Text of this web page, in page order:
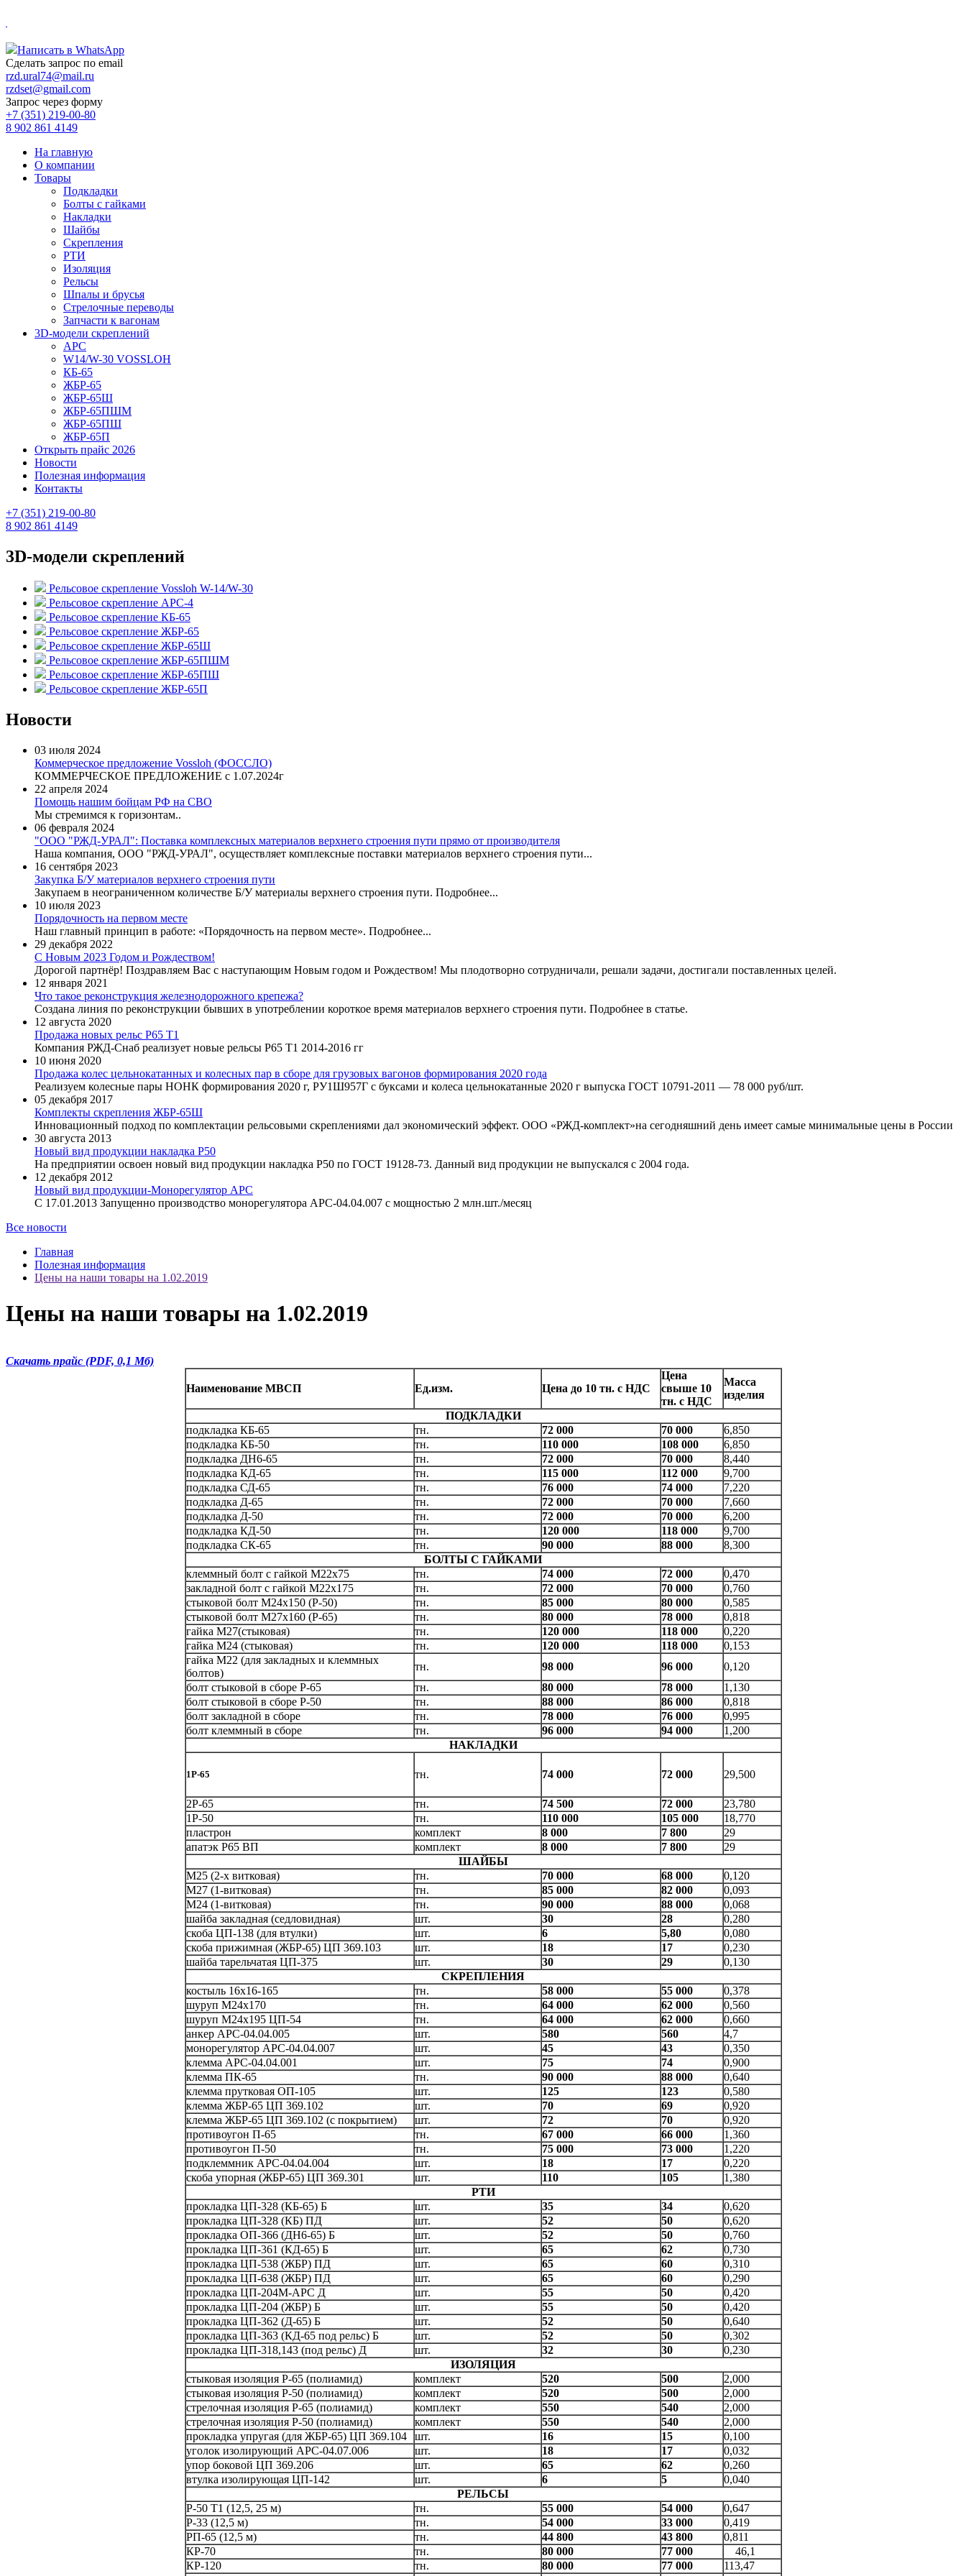
Написать в WhatsApp
Сделать запрос по email
rzd.ural74@mail.ru
rzdset@gmail.com
Запрос через форму
+7 (351) 219-00-80
8 902 861 4149
На главную
О компании
Товары
Подкладки
Болты с гайками
Накладки
Шайбы
Скрепления
РТИ
Изоляция
Рельсы
Шпалы и брусья
Стрелочные переводы
Запчасти к вагонам
3D-модели скреплений
АРС
W14/W-30 VOSSLOH
КБ-65
ЖБР-65
ЖБР-65Ш
ЖБР-65ПШМ
ЖБР-65ПШ
ЖБР-65П
Открыть прайс 2026
Новости
Полезная информация
Контакты
+7 (351) 219-00-80
8 902 861 4149
3D-модели скреплений
Рельсовое скрепление Vossloh W-14/W-30
Рельсовое скрепление АРС-4
Рельсовое скрепление КБ-65
Рельсовое скрепление ЖБР-65
Рельсовое скрепление ЖБР-65Ш
Рельсовое скрепление ЖБР-65ПШМ
Рельсовое скрепление ЖБР-65ПШ
Рельсовое скрепление ЖБР-65П
Новости
03 июля 2024
Коммерческое предложение Vossloh (ФОССЛО)
КОММЕРЧЕСКОЕ ПРЕДЛОЖЕНИЕ c 1.07.2024г
22 апреля 2024
Помощь нашим бойцам РФ на СВО
Мы стремимся к горизонтам..
06 февраля 2024
"ООО "РЖД-УРАЛ": Поставка комплексных материалов верхнего строения пути прямо от производителя
​Наша компания, ООО "РЖД-УРАЛ", осуществляет комплексные поставки материалов верхнего строения пути...
16 сентября 2023
Закупка Б/У материалов верхнего строения пути
Закупаем в неограниченном количестве Б/У материалы верхнего строения пути. Подробнее...
10 июля 2023
Порядочность на первом месте
Наш главный принцип в работе: «Порядочность на первом месте». Подробнее...
29 декабря 2022
C Новым 2023 Годом и Рождеством!
Дорогой партнёр! Поздравляем Вас с наступающим Новым годом и Рождеством! Мы плодотворно сотрудничали, решали задачи, достигали поставленных целей.
12 января 2021
Что такое реконструкция железнодорожного крепежа?
Создана линия по реконструкции бывших в употреблении короткое время материалов верхнего строения пути. Подробнее в статье.
12 августа 2020
Продажа новых рельс Р65 Т1
Компания РЖД-Снаб реализует новые рельсы Р65 Т1 2014-2016 гг
10 июня 2020
Продажа колес цельнокатанных и колесных пар в сборе для грузовых вагонов формирования 2020 года
Реализуем колесные пары НОНК формирования 2020 г, РУ1Ш957Г с буксами и колеса цельнокатанные 2020 г выпуска ГОСТ 10791-2011 — 78 000 руб/шт.
05 декабря 2017
Комплекты скрепления ЖБР-65Ш
Инновационный подход по комплектации рельсовыми скреплениями дал экономический эффект. ООО «РЖД-комплект»на сегодняшний день имеет самые минимальные цены в России
30 августа 2013
Новый вид продукции накладка Р50
На предприятии освоен новый вид продукции накладка Р50 по ГОСТ 19128-73. Данный вид продукции не выпускался с 2004 года.
12 декабря 2012
Новый вид продукции-Монорегулятор АРС
С 17.01.2013 Запущенно производство монорегулятора АРС-04.04.007 с мощностью 2 млн.шт./месяц
Все новости
Главная
Полезная информация
Цены на наши товары на 1.02.2019
Цены на наши товары на 1.02.2019
Скачать прайс (PDF, 0,1 Мб)
Наименование МВСП Ед.изм. Цена до 10 тн. с НДС
Цена
свыше 10
тн. с НДС
Масса
изделия
ПОДКЛАДКИ
подкладка КБ-65
тн. 72 000 70 000
6,850
подкладка КБ-50
тн. 110 000 108 000
6,850
подкладка ДН6-65
тн. 72 000 70 000
8,440
подкладка КД-65
тн. 115 000 112 000
9,700
подкладка СД-65
тн. 76 000 74 000
7,220
подкладка Д-65
тн. 72 000 70 000
7,660
подкладка Д-50
тн. 72 000 70 000
6,200
подкладка КД-50
тн. 120 000 118 000
9,700
подкладка СК-65
тн. 90 000 88 000
8,300
БОЛТЫ С ГАЙКАМИ
клеммный болт с гайкой М22х75
тн. 74 000 72 000
0,470
закладной болт с гайкой М22х175
тн. 72 000 70 000
0,760
стыковой болт М24х150 (Р-50)
тн. 85 000 80 000
0,585
стыковой болт М27х160 (Р-65)
тн. 80 000 78 000
0,818
гайка М27(стыковая)
тн. 120 000 118 000
0,220
гайка М24 (стыковая)
тн. 120 000 118 000
0,153
гайка М22 (для закладных и клеммных
болтов)
тн. 98 000 96 000
0,120
болт стыковой в сборе Р-65
тн. 80 000 78 000
1,130
болт стыковой в сборе Р-50
тн. 88 000 86 000
0,818
болт закладной в сборе
тн. 78 000 76 000
0,995
болт клеммный в сборе
тн. 96 000 94 000
1,200
НАКЛАДКИ
1Р-65 тн. 74 000 72 000 29,500
2Р-65 тн. 74 500 72 000
23,780
1Р-50
тн. 110 000 105 000
18,770
пластрон
комплект 8 000 7 800
29
апатэк Р65 ВП
комплект 8 000 7 800
29
ШАЙБЫ
М25 (2-х витковая)
тн. 70 000 68 000
0,120
М27 (1-витковая)
тн. 85 000 82 000
0,093
М24 (1-витковая)
тн. 90 000 88 000
0,068
шайба закладная (седловидная)
шт. 30 28
0,280
скоба ЦП-138 (для втулки)
шт. 6 5,80
0,080
скоба прижимная (ЖБР-65) ЦП 369.103
шт. 18 17
0,230
шайба тарельчатая ЦП-375
шт. 30 29
0,130
СКРЕПЛЕНИЯ
костыль 16х16-165
тн. 58 000 55 000
0,378
шуруп М24х170
тн. 64 000 62 000
0,560
шуруп М24х195 ЦП-54
тн. 64 000 62 000
0,660
анкер АРС-04.04.005
шт. 580 560
4,7
монорегулятор АРС-04.04.007
шт. 45 43
0,350
клемма АРС-04.04.001
шт. 75 74
0,900
клемма ПК-65
тн. 90 000 88 000
0,640
клемма прутковая ОП-105
шт. 125 123
0,580
клемма ЖБР-65 ЦП 369.102
шт. 70 69
0,920
клемма ЖБР-65 ЦП 369.102 (с покрытием)
шт. 72 70
0,920
противоугон П-65
тн. 67 000 66 000
1,360
противоугон П-50
тн. 75 000 73 000
1,220
подклеммник АРС-04.04.004
шт. 18 17
0,220
скоба упорная (ЖБР-65) ЦП 369.301
шт. 110 105
1,380
РТИ
прокладка ЦП-328 (КБ-65) Б
шт. 35 34
0,620
прокладка ЦП-328 (КБ) ПД
шт. 52 50
0,620
прокладка ОП-366 (ДН6-65) Б
шт. 52 50
0,760
прокладка ЦП-361 (КД-65) Б
шт. 65 62
0,730
прокладка ЦП-538 (ЖБР) ПД
шт. 65 60
0,310
прокладка ЦП-638 (ЖБР) ПД
шт. 65 60
0,290
прокладка ЦП-204М-АРС Д
шт. 55 50
0,420
прокладка ЦП-204 (ЖБР) Б
шт. 55 50
0,420
прокладка ЦП-362 (Д-65) Б
шт. 52 50
0,640
прокладка ЦП-363 (КД-65 под рельс) Б
шт. 52 50
0,302
прокладка ЦП-318,143 (под рельс) Д
шт. 32 30
0,230
ИЗОЛЯЦИЯ
стыковая изоляция Р-65 (полиамид)
комплект 520 500
2,000
стыковая изоляция Р-50 (полиамид)
комплект 520 500
2,000
стрелочная изоляция Р-65 (полиамид)
комплект 550 540
2,000
стрелочная изоляция Р-50 (полиамид)
комплект 550 540
2,000
прокладка упругая (для ЖБР-65) ЦП 369.104
шт. 16 15
0,100
уголок изолирующий АРС-04.07.006
шт. 18 17
0,032
упор боковой ЦП 369.206
шт. 65 62
0,260
втулка изолирующая ЦП-142
шт. 6 5
0,040
РЕЛЬСЫ
Р-50 Т1 (12,5, 25 м)
тн. 55 000 54 000
0,647
Р-33 (12,5 м)
тн. 54 000 33 000
0,419
РП-65 (12,5 м)
тн. 44 800 43 800
0,811
КР-70
тн. 80 000 77 000
46,1
КР-120
тн. 80 000 77 000
113,47